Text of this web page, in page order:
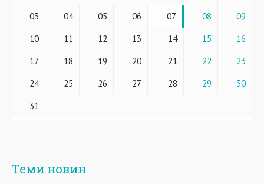
03
04 05 06 07 08
09
10
11 12 13 14 15
16
17
18 19 20 21 22
23
24
25 26 27 28 29
30
31
Теми новин